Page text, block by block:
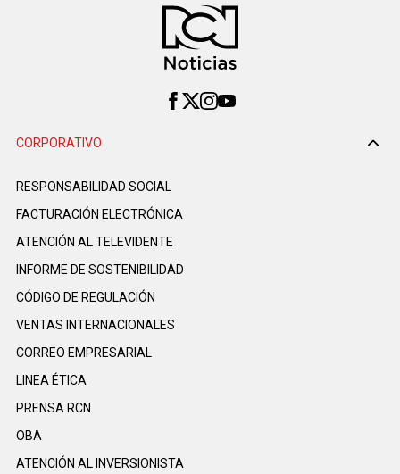
CORPORATIVO
RESPONSABILIDAD SOCIAL
FACTURACIÓN ELECTRÓNICA
ATENCIÓN AL TELEVIDENTE
INFORME DE SOSTENIBILIDAD
CÓDIGO DE REGULACIÓN
VENTAS INTERNACIONALES
CORREO EMPRESARIAL
LINEA ÉTICA
PRENSA RCN
OBA
ATENCIÓN AL INVERSIONISTA